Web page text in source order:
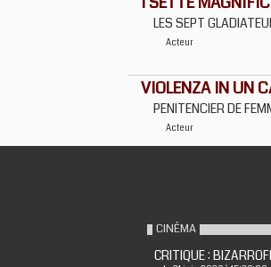
LES SEPT
Acteur
VIOLENZA IN UN
PENITENCIER DE
Acteur
CINÉMA
CRITIQUE :